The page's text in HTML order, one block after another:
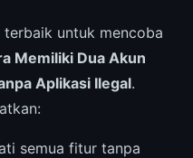
untuk mencoba
Memiliki Dua Akun
Aplikasi Ilegal.
semua fitur tanpa